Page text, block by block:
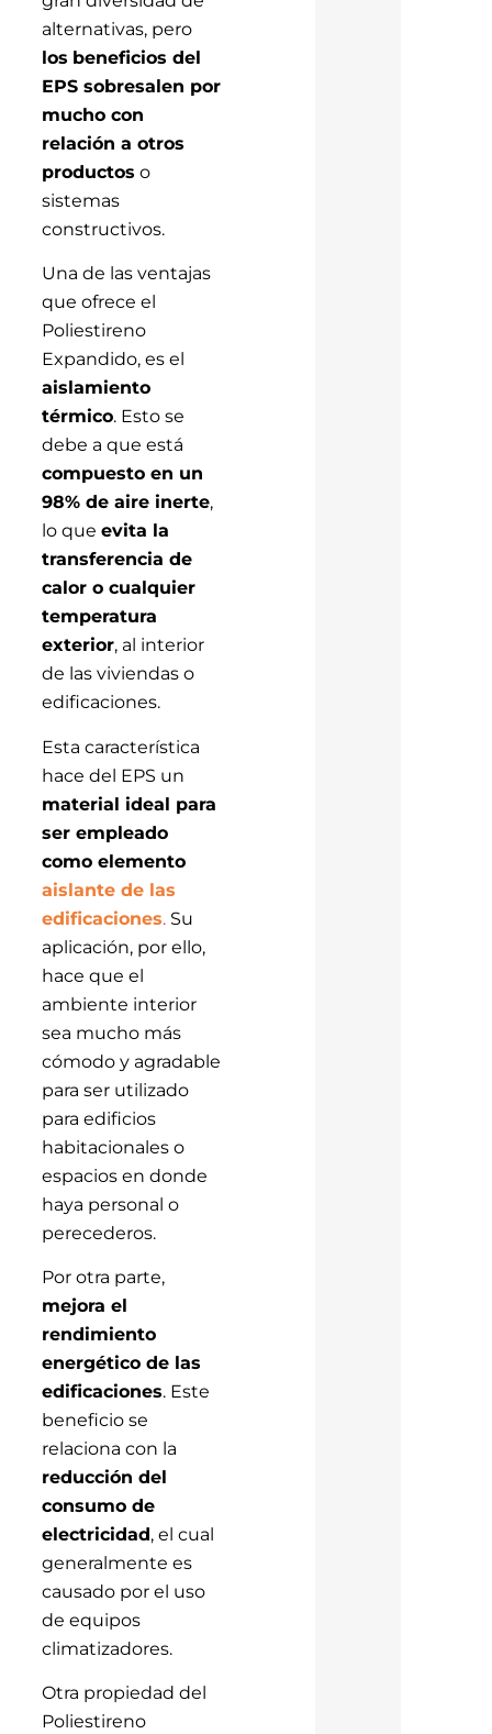
alternativas, pero
los beneficios del
EPS sobresalen por
mucho con
relación a otros
productos o
sistemas
constructivos.
Una de las ventajas
que ofrece el
Poliestireno
Expandido, es el
aislamiento
térmico. Esto se
debe a que está
compuesto en un
98% de aire inerte,
lo que evita la
transferencia de
calor o cualquier
temperatura
exterior, al interior
de las viviendas o
edificaciones.
Esta característica
hace del EPS un
material ideal para
ser empleado
como elemento
aislante de las
edificaciones.Su
aplicación, por ello,
hace que el
ambiente interior
sea mucho más
cómodo y agradable
para ser utilizado
para edificios
habitacionales o
espacios en donde
haya personal o
perecederos.
Por otra parte,
mejora el
rendimiento
energético de las
edificaciones. Este
beneficio se
relaciona con la
reducción del
consumo de
electricidad, el cual
generalmente es
causado por el uso
de equipos
climatizadores.
Otra propiedad del
Poliestireno